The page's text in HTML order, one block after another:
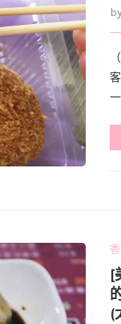
by
[
(